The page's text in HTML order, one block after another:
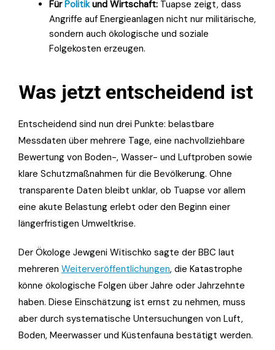
FürPolitikund Wirtschaft: Tuapse zeigt, dass
Angriffe auf Energieanlagen nicht nur militärische,
sondern auch ökologische und soziale
Folgekosten erzeugen.
Was jetzt entscheidend ist
Entscheidend sind nun drei Punkte: belastbare
Messdaten über mehrere Tage, eine nachvollziehbare
Bewertung von Boden-, Wasser- und Luftproben sowie
klare Schutzmaßnahmen für die Bevölkerung. Ohne
transparente Daten bleibt unklar, ob Tuapse vor allem
eine akute Belastung erlebt oder den Beginn einer
längerfristigen Umweltkrise.
Der Ökologe Jewgeni Witischko sagte der BBC laut
mehreren Weiterveröffentlichungen, die Katastrophe
könne ökologische Folgen über Jahre oder Jahrzehnte
haben. Diese Einschätzung ist ernst zu nehmen, muss
aber durch systematische Untersuchungen von Luft,
Boden, Meerwasser und Küstenfauna bestätigt werden.